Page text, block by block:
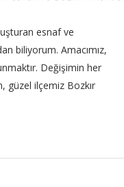
esnaf ve
biliyorum. Amacımız,
Değişimin her
güzel ilçemiz Bozkır